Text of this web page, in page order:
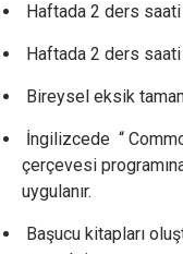
Haftada 2 ders
Haftada 2 ders
Bireysel eksik
İngilizcede “
çerçevesi
uygulanır.
Başucu kitapları
Çerez
istediğiniz çerez
Zorunlu ve
Web sitemizin
çerezlerdir.